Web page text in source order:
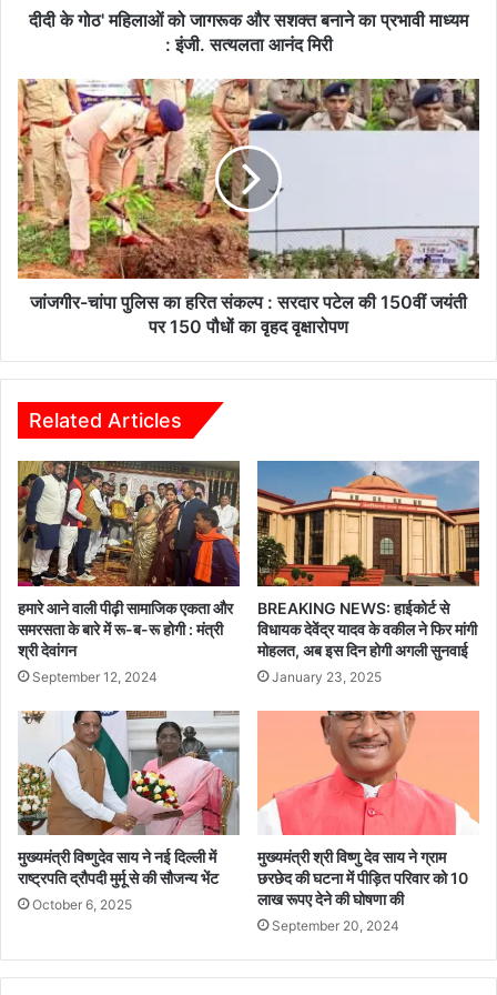
ओं
ग
रू
क
औ
र
स
श
क्त
ब
प्र
मा
ध्य
म
:
इं
जी
.
स
त्य
ल
ता
नं
मि
री
दीदी के गोठ' महिलाओं को जागरूक और सशक्त बनाने का प्रभावी माध्यम
: इंजी. सत्यलता आनंद मिरी
जां
ज
गी
र
-
चां
पा
पु
लि
क
ल्प
:
स
र
दा
र
प
टे
ल
की
5
वीं
ज
यं
ती
प
र
1
पौ
जांजगीर-चांपा पुलिस का हरित संकल्प : सरदार पटेल की 150वीं जयंती
पर 150 पौधों का वृहद वृक्षारोपण
Related Articles
हमारे आने वाली पीढ़ी सामाजिक एकता और
समरसता के बारे में रू-ब-रू होगी : मंत्री
श्री देवांगन
September 12, 2024
BREAKING NEWS: हाईकोर्ट से
विधायक देवेंद्र यादव के वकील ने फिर मांगी
मोहलत, अब इस दिन होगी अगली सुनवाई
January 23, 2025
मुख्यमंत्री विष्णुदेव साय ने नई दिल्ली में
राष्ट्रपति द्रौपदी मुर्मू से की सौजन्य भेंट
October 6, 2025
मुख्यमंत्री श्री विष्णु देव साय ने ग्राम
छरछेद की घटना में पीड़ित परिवार को 10
लाख रूपए देने की घोषणा की
September 20, 2024